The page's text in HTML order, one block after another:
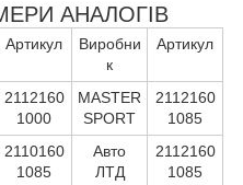
АНАЛОГІВ
Артикул
Виробни
к
Артикул
2112160
1000
MASTER
SPORT
2112160
1085
2110160
1085
Авто
ЛТД
2112160
1085